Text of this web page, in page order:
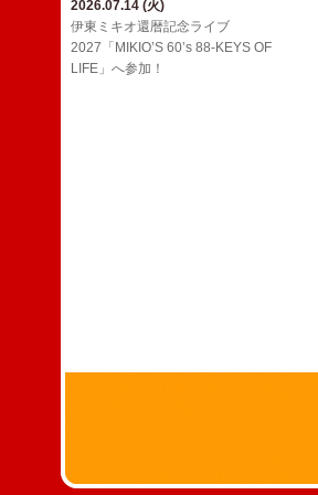
2026.02.01 (日)
YouTube「上田禎的音楽史 vol.1」に出
演！
2026.03.24 (火)
ウルフルケイスケ生配信番組「マジカ
ルチェインTV」3月号！
ジョンB〜Media情報【2月】
2026.01.19 (月)
ジョンB〜Media情報【1月】
2026.07.14 (火)
伊東ミキオ還暦記念ライブ
2027「MIKIO’S 60’s 88-KEYS OF
LIFE」へ参加！
刊TANCON」を公開！